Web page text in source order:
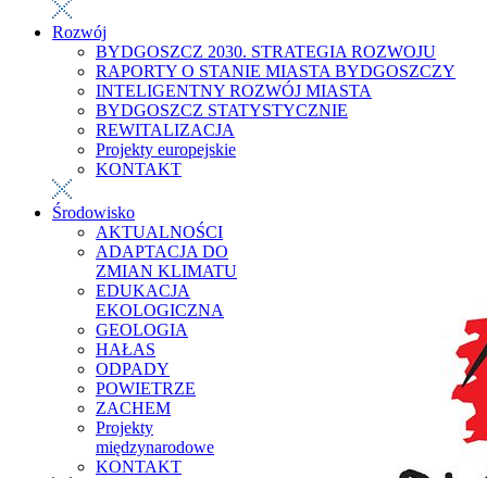
Rozwój
BYDGOSZCZ 2030. STRATEGIA ROZWOJU
RAPORTY O STANIE MIASTA BYDGOSZCZY
INTELIGENTNY ROZWÓJ MIASTA
BYDGOSZCZ STATYSTYCZNIE
REWITALIZACJA
Projekty europejskie
KONTAKT
Środowisko
AKTUALNOŚCI
ADAPTACJA DO
ZMIAN KLIMATU
EDUKACJA
EKOLOGICZNA
GEOLOGIA
HAŁAS
ODPADY
POWIETRZE
ZACHEM
Projekty
międzynarodowe
KONTAKT